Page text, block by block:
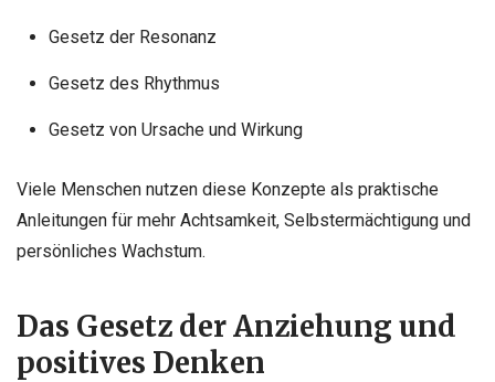
Gesetz der Resonanz
Gesetz des Rhythmus
Gesetz von Ursache und Wirkung
Viele Menschen nutzen diese Konzepte als praktische
Anleitungen für mehr Achtsamkeit, Selbstermächtigung und
persönliches Wachstum.
Das Gesetz der Anziehung und
positives Denken